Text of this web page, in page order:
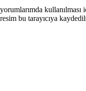
kullanılması
bu tarayıcıya